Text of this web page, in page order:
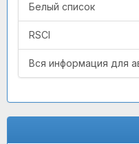
Белый список
RSCI
Вся информация для